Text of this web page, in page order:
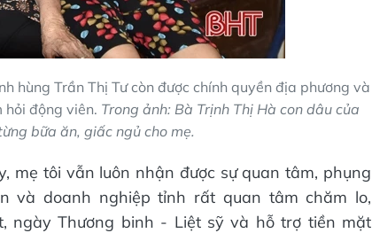
hùng Trần Thị Tư còn được chính quyền địa phương và
động viên. Trong ảnh: Bà Trịnh Thị Hà con dâu của
bữa ăn, giấc ngủ cho mẹ.
mẹ tôi vẫn luôn nhận được sự quan tâm, phụng
và doanh nghiệp tỉnh rất quan tâm chăm lo,
ngày Thương binh - Liệt sỹ và hỗ trợ tiền mặt